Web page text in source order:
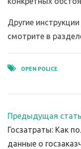
Другие
смотрите в
OPEN POLICE
Предыдущая
Госзатраты: Как
данные о